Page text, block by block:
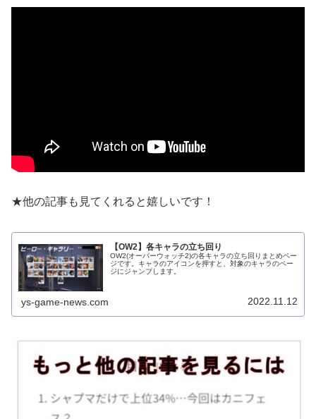
★他の記事も見てくれると嬉しいです！
【OW2】各キャラの立ち回り
OW2(オーバーウォッチ2)の各キャラの立ち回りまとめペー
ジです。キャラのアイコンを押すと、対象のキャラのペー
ジにジャンプします。
ys-game-news.com 2022.11.12